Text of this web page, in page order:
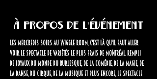
À propos de l'événement
Les mercredis soirs au Wiggle Room, c'est là qu'il faut aller
voir le spectacle de variétés le plus frais de Montréal. Rempli
de joyaux du monde du burlesque, de la comédie, de la magie, de
la danse, du cirque, de la musique et plus encore, le spectacle